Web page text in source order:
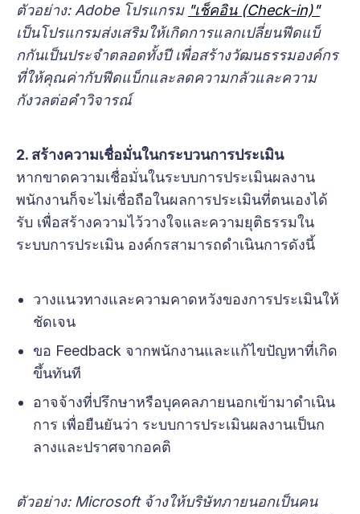
ตัวอย่าง: Adobe โปรแกรม "เช็คอิน (Check-in)"
เป็นโปรแกรมส่งเสริมให้เกิดการแลกเปลี่ยนฟีดแบ็
กกันเป็นประจำตลอดทั้งปี เพื่อสร้างวัฒนธรรมองค์กร
ที่ให้คุณค่ากับฟีดแบ็กและลดความกลัวและความ
กังวลต่อคำวิจารณ์
2. สร้างความเชื่อมั่นในกระบวนการประเมิน
หากขาดความเชื่อมั่นในระบบการประเมินผลงาน
พนักงานก็จะไม่เชื่อถือในผลการประเมินที่ตนเองได้
รับ เพื่อสร้างความไว้วางใจและความยุติธรรมใน
ระบบการประเมิน องค์กรสามารถดำเนินการดังนี้
วางแนวทางและความคาดหวังของการประเมินให้
ชัดเจน
ขอ Feedback จากพนักงานและแก้ไขปัญหาที่เกิด
ขึ้นทันที
อาจจ้างที่ปรึกษาหรือบุคคลภายนอกเข้ามาดำเนิน
การ เพื่อยืนยันว่า ระบบการประเมินผลงานเป็นก
ลางและปราศจากอคติ
ตัวอย่าง: Microsoft จ้างให้บริษัทภายนอกเป็นคน